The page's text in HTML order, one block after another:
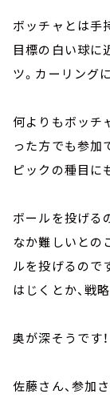
ボッチャとは手
目標の白い球に
ツ。カーリング
何よりもボッチ
った方でも参加
ピックの種目に
ボールを投げる
なか難しいとの
ルを投げるので
はじくとか、戦
奥が深そうです！
佐藤さん、参加